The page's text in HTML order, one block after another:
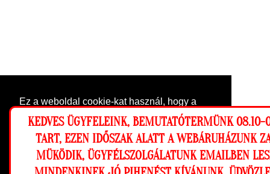
Ez a weboldal cookie-kat használ, hogy a
lehető legjobb élményt nyújtsa honlapunkon.
Beállítások
Elutasítom Engedélyezem
KEDVES ÜGYFELEINK, BEMUTATÓTERMÜNK
TART, EZEN IDŐSZAK ALATT A WEBÁRUHÁZUNK
MÜKÖDIK, ÜGYFÉLSZOLGÁLATUNK EMAILBEN